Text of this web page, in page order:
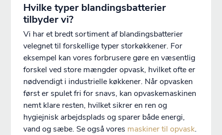
Hvilke typer blandingsbatterier
tilbyder vi?
Vi har et bredt sortiment af blandingsbatterier
velegnet til forskellige typer storkøkkener. For
eksempel kan vores forbrusere gøre en væsentlig
forskel ved store mængder opvask, hvilket ofte er
nødvendigt i industrielle køkkener. Når opvasken
først er spulet fri for snavs, kan opvaskemaskinen
nemt klare resten, hvilket sikrer en ren og
hygiejnisk arbejdsplads og sparer både energi,
vand og sæbe. Se også vores maskiner til opvask.